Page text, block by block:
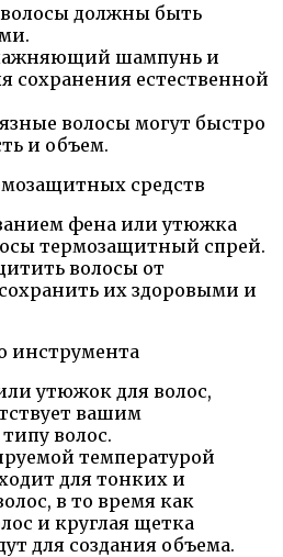
должны быть
шампунь и
сохранения естественной
волосы могут быстро
и объем.
средств
фена или утюжка
термозащитный спрей.
волосы от
их здоровыми и
инструмента
утюжок для волос,
вашим
волос.
температурой
для тонких и
в то время как
и круглая щетка
для создания объема.